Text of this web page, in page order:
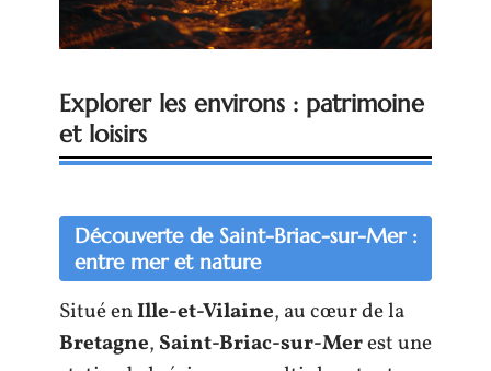
Explorer les environs : patrimoine
et loisirs
Découverte de Saint-Briac-sur-Mer :
entre mer et nature
Situé enIlle-et-Vilaine, au cœur de la
Bretagne, Saint-Briac-sur-Merest une